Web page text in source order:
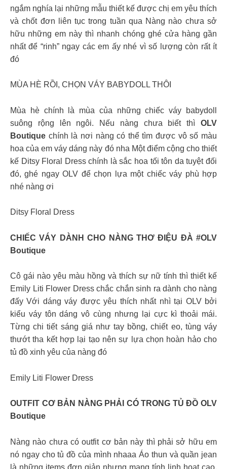
ngắm nghía lại những mẫu thiết kế được chị em yêu thích
và chốt đơn liên tục trong tuần qua Nàng nào chưa sở
hữu những em này thì nhanh chóng ghé cửa hàng gần
nhất để “rinh” ngay các em ấy nhé vì số lượng còn rất ít
đó
MÙA HÈ RỒI, CHỌN VÁY BABYDOLL THÔI
Mùa hè chính là mùa của những chiếc váy babydoll
suông rộng lên ngôi. Nếu nàng chưa biết thì OLV
Boutique chính là nơi nàng có thể tìm được vô số màu
hoa của em váy dáng này đó nha Một điểm cộng cho thiết
kế Ditsy Floral Dress chính là sắc hoa tối tôn da tuyệt đối
đó, ghé ngay OLV để chọn lựa một chiếc váy phù hợp
nhé nàng ơi
Ditsy Floral Dress
CHIẾC VÁY DÀNH CHO NÀNG THƠ ĐIỆU ĐÀ #OLV
Boutique
Cô gái nào yêu màu hồng và thích sự nữ tính thì thiết kế
Emily Liti Flower Dress chắc chắn sinh ra dành cho nàng
đấy Với dáng váy được yêu thích nhất nhì tại OLV bởi
kiểu váy tôn dáng vô cùng nhưng lại cực kì thoải mái.
Từng chi tiết sáng giá như tay bồng, chiết eo, tùng váy
thướt tha kết hợp lại tạo nên sự lựa chọn hoàn hảo cho
tủ đồ xinh yêu của nàng đó
Emily Liti Flower Dress
OUTFIT CƠ BẢN NÀNG PHẢI CÓ TRONG TỦ ĐỒ OLV
Boutique
Nàng nào chưa có outfit cơ bản này thì phải sở hữu em
nó ngay cho tủ đồ của mình nhaaa Áo thun và quần jean
là những items đơn giản nhưng mang tính linh hoạt cao,